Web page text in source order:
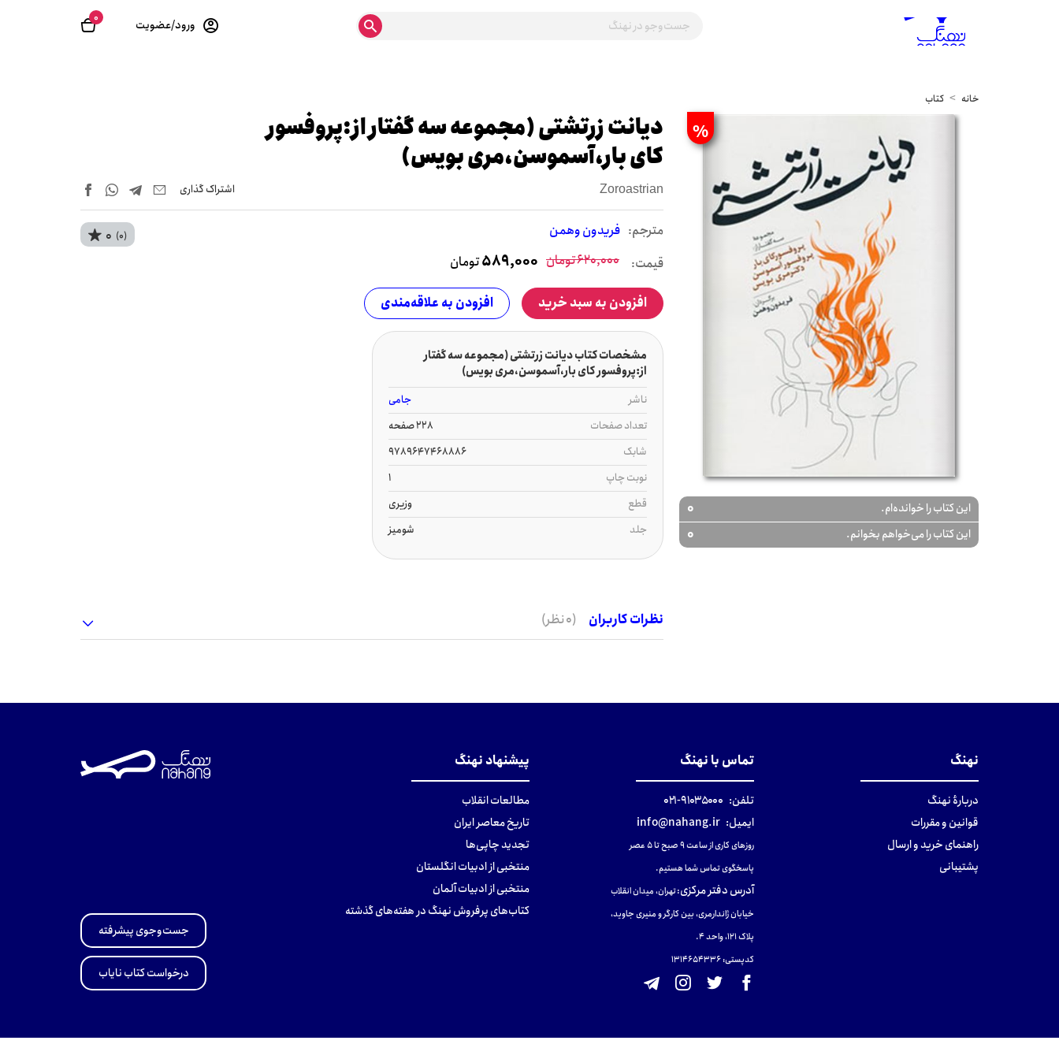
0 ورود/عضویت
خانه کتاب
%
این کتاب را خوانده‌ام. 0
این کتاب را می‌خواهم بخوانم. 0
دیانت زرتشتی (مجموعه سه گفتار از:پروفسور
کای بار،آسموسن،مری بویس)
Zoroastrian اشتراک‌ گذاری
مترجم: فریدون وهمن 0 (0)
قیمت: 620,000تومان 589,000تومان
افزودن به سبد خرید افزودن به علاقه‌مندی
مشخصات کتاب دیانت زرتشتی (مجموعه سه گفتار
از:پروفسور کای بار،آسموسن،مری بویس)
ناشر
جامی
تعداد صفحات
228 صفحه
شابک
9789647468886
نوبت چاپ
1
قطع
وزیری
جلد
شومیز
نظرات کاربران (0 نظر)
نهنگ
دربارهٔ نهنگ
قوانین و مقررات
راهنمای خرید و ارسال
پشتیبانی
تماس با نهنگ
تلفن: ۹۱۰۳۵۰۰۰-۰۲۱
ایمیل: info@nahang.ir
روزهای کاری از ساعت ۹ صبح تا ۵ عصر
پاسخگوی تماس شما هستیم.
آدرس دفتر مرکزی:تهران، میدان انقلاب
خیابان ژاندارمری، بین کارگر و منیری جاوید،
پلاک 121، واحد ۴.
کدپستی: 131465433۶
پیشنهاد نهنگ
مطالعات انقلاب
تاریخ معاصر ایران
تجدید چاپی‌ها
منتخبی از ادبیات انگلستان
منتخبی از ادبیات آلمان
کتاب‌های پرفروش نهنگ در هفته‌های گذشته
جست‌وجوی پیشرفته
درخواست کتاب نایاب